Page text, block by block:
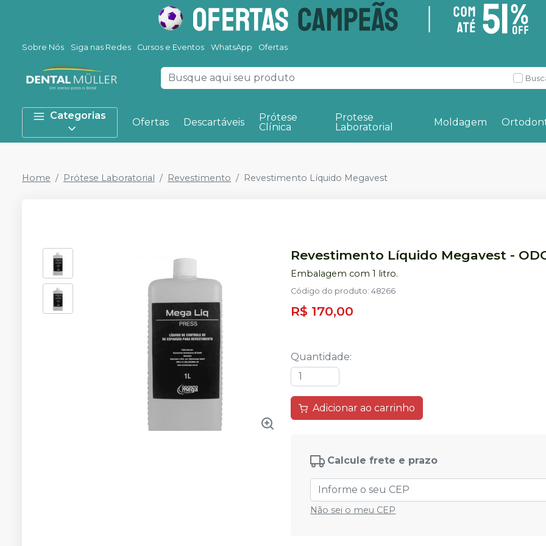
Sobre Nós Siga nas Redes Cursos e Eventos WhatsApp Ofertas
Categorias
Ofertas Descartáveis
Prótese
Clínica
Protese
Laboratorial
Moldagem
Home Prótese Laboratorial Revestimento Revestimento Líquido Megavest
Revestimento Líquido Megavest -
Embalagem com 1 litro.
Código do produto:48266
R$ 170,00
Quantidade:
Adicionar ao carrinho
Calcule frete e prazo
Não sei o meu CEP